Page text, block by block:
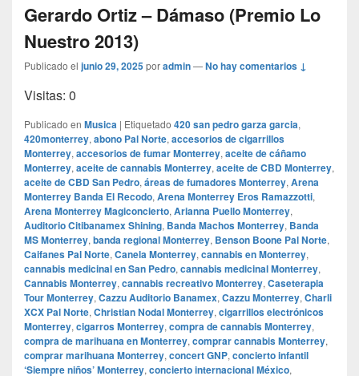
Gerardo Ortiz – Dámaso (Premio Lo
Nuestro 2013)
Publicado el junio 29, 2025poradmin—No hay comentarios ↓
Visitas: 0
Publicado en Musica | Etiquetado 420 san pedro garza garcia,
420monterrey, abono Pal Norte, accesorios de cigarrillos
Monterrey, accesorios de fumar Monterrey, aceite de cáñamo
Monterrey, aceite de cannabis Monterrey, aceite de CBD Monterrey,
aceite de CBD San Pedro, áreas de fumadores Monterrey, Arena
Monterrey Banda El Recodo, Arena Monterrey Eros Ramazzotti,
Arena Monterrey Magiconcierto, Arianna Puello Monterrey,
Auditorio Citibanamex Shining, Banda Machos Monterrey, Banda
MS Monterrey, banda regional Monterrey, Benson Boone Pal Norte,
Caifanes Pal Norte, Canela Monterrey, cannabis en Monterrey,
cannabis medicinal en San Pedro, cannabis medicinal Monterrey,
Cannabis Monterrey, cannabis recreativo Monterrey, Caseterapia
Tour Monterrey, Cazzu Auditorio Banamex, Cazzu Monterrey, Charli
XCX Pal Norte, Christian Nodal Monterrey, cigarrillos electrónicos
Monterrey, cigarros Monterrey, compra de cannabis Monterrey,
compra de marihuana en Monterrey, comprar cannabis Monterrey,
comprar marihuana Monterrey, concert GNP, concierto infantil
‘Siempre niños’ Monterrey, concierto internacional México,